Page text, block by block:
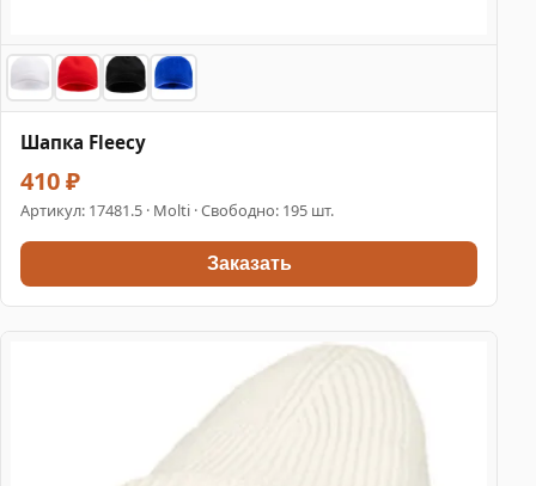
Шапка Fleecy
410 ₽
Артикул: 17481.5 · Molti · Свободно: 195 шт.
Заказать